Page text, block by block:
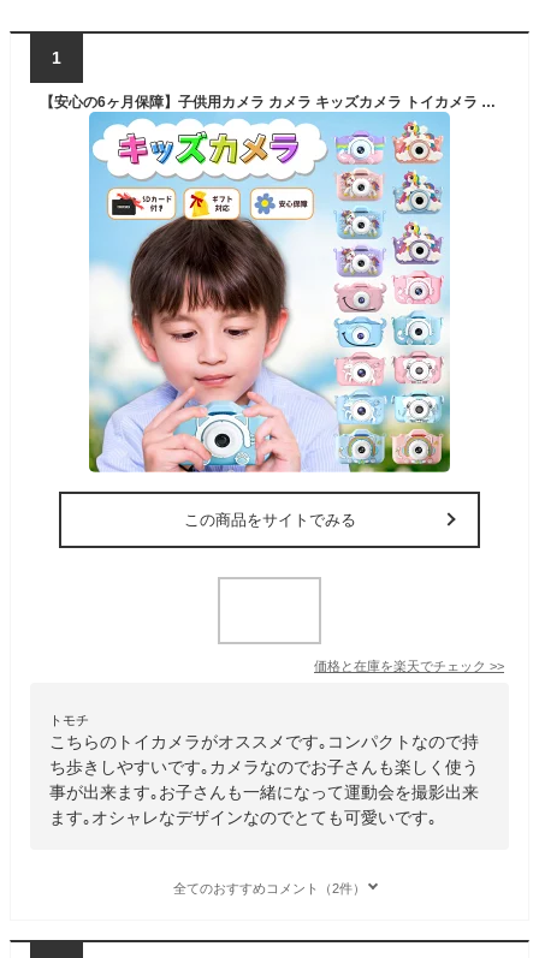
1
【安心の6ヶ月保障】子供用カメラ カメラ キッズカメラ トイカメラ 子供カメラ デジタルカメラ ゲーム 3歳 女の子 男の子 プレゼント ギフト
この商品をサイトでみる
価格と在庫を楽天でチェック >>
トモチ
こちらのトイカメラがオススメです｡コンパクトなので持
ち歩きしやすいです｡カメラなのでお子さんも楽しく使う
事が出来ます｡お子さんも一緒になって運動会を撮影出来
ます｡オシャレなデザインなのでとても可愛いです｡
全てのおすすめコメント（2件）